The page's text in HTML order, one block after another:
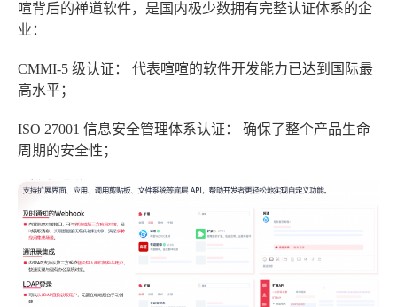
喧背后的禅道软件，是国内极少数拥有完整认证体系的企
业：
CMMI-5 级认证：
代表喧喧的软件开发能力已达到国际最
高水平；
ISO 27001 信息安全管理体系认证：
确保了整个产品生命
周期的安全性；